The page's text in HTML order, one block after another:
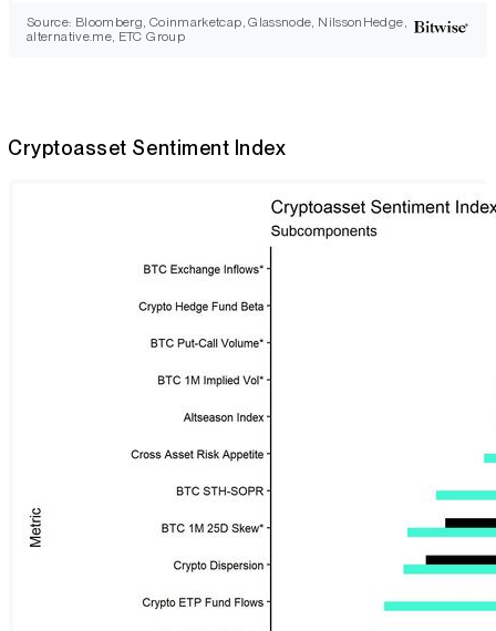
Source: Bloomberg, Coinmarketcap, Glassnode, NilssonHedge,
alternative.me, ETC Group
Cryptoasset Sentiment Index